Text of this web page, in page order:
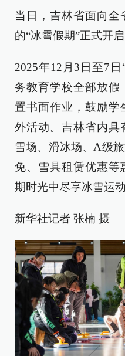
当日，吉林省面向全
的“冰雪假期”正式开启
2025年12月3日至7
务教育学校全部放假
置书面作业，鼓励学
外活动。吉林省内具
雪场、滑冰场、A级
免、雪具租赁优惠等
期时光中尽享冰雪运动
新华社记者 张楠 摄